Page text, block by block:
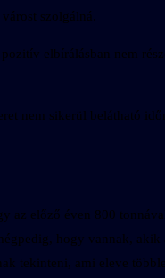
szolgálná.
elbírálásban nem
nem sikerül belátható
előző éven 800
hogy vannak,
tekinteni, ami eleve